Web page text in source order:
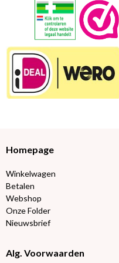
Homepage
Winkelwagen
Betalen
Webshop
Onze Folder
Nieuwsbrief
Alg. Voorwaarden